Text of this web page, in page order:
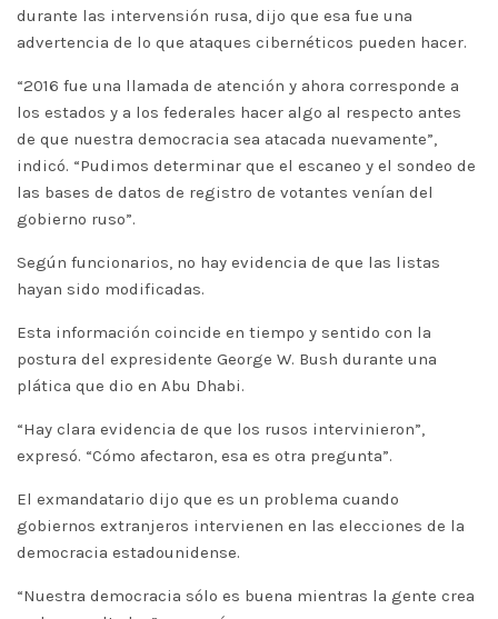
durante las intervensión rusa, dijo que esa fue una
advertencia de lo que ataques cibernéticos pueden hacer.
“2016 fue una llamada de atención y ahora corresponde a
los estados y a los federales hacer algo al respecto antes
de que nuestra democracia sea atacada nuevamente”,
indicó. “Pudimos determinar que el escaneo y el sondeo de
las bases de datos de registro de votantes venían del
gobierno ruso”.
Según funcionarios, no hay evidencia de que las listas
hayan sido modificadas.
Esta información coincide en tiempo y sentido con la
postura del expresidente George W. Bush durante una
plática que dio en Abu Dhabi.
“Hay clara evidencia de que los rusos intervinieron”,
expresó. “Cómo afectaron, esa es otra pregunta”.
El exmandatario dijo que es un problema cuando
gobiernos extranjeros intervienen en las elecciones de la
democracia estadounidense.
“Nuestra democracia sólo es buena mientras la gente crea